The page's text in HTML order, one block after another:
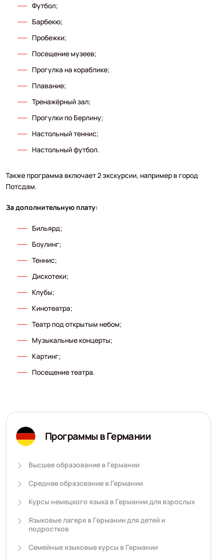
Футбол;
Барбекю;
Пробежки;
Посещение музеев;
Прогулка на кораблике;
Плавание;
Тренажёрный зал;
Прогулки по Берлину;
Настольный теннис;
Настольный футбол.
Также программа включает 2 экскурсии, например в город
Потсдам.
За дополнительную плату:
Бильярд;
Боулинг;
Теннис;
Дискотеки;
Клубы;
Кинотеатра;
Театр под открытым небом;
Музыкальные концерты;
Картинг;
Посещение театра.
Программы в Германии
Высшее образование в Германии
Среднее образование в Германии
Курсы немецкого языка в Германии для взрослых
Языковые лагеря в Германии для детей и
подростков
Семейные языковые курсы в Германии